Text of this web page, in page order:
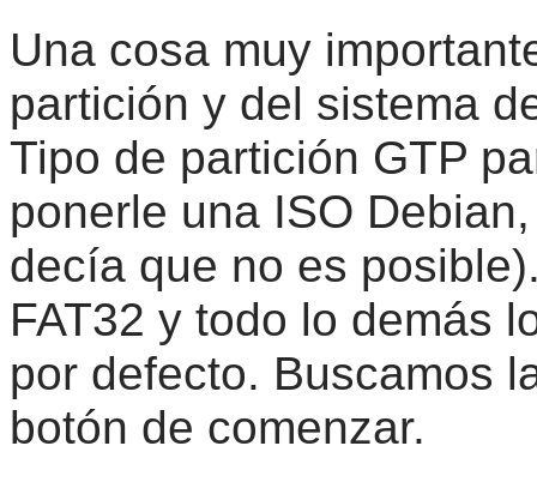
Una cosa muy
partición y del sistema
Tipo de partición GTP
ponerle una ISO
decía que no es
FAT32 y todo lo demás
por defecto. Buscamos
botón de comenzar.